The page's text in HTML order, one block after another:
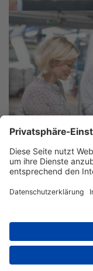
© Verband der